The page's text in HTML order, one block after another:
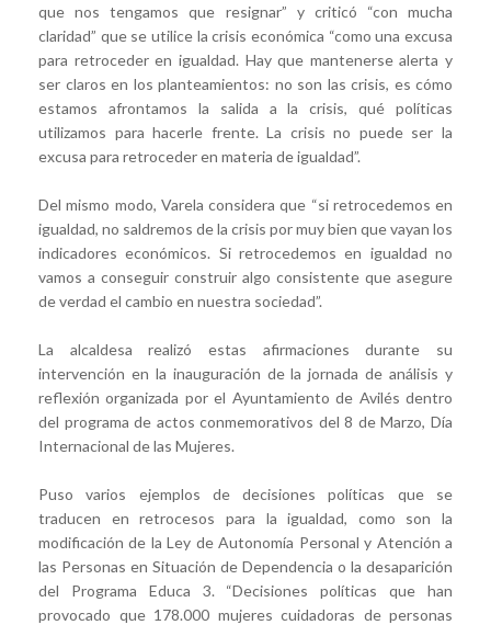
que nos tengamos que resignar” y criticó “con mucha
claridad” que se utilice la crisis económica “como una excusa
para retroceder en igualdad. Hay que mantenerse alerta y
ser claros en los planteamientos: no son las crisis, es cómo
estamos afrontamos la salida a la crisis, qué políticas
utilizamos para hacerle frente. La crisis no puede ser la
excusa para retroceder en materia de igualdad”.
Del mismo modo, Varela considera que “si retrocedemos en
igualdad, no saldremos de la crisis por muy bien que vayan los
indicadores económicos. Si retrocedemos en igualdad no
vamos a conseguir construir algo consistente que asegure
de verdad el cambio en nuestra sociedad”.
La alcaldesa realizó estas afirmaciones durante su
intervención en la inauguración de la jornada de análisis y
reflexión organizada por el Ayuntamiento de Avilés dentro
del programa de actos conmemorativos del 8 de Marzo, Día
Internacional de las Mujeres.
Puso varios ejemplos de decisiones políticas que se
traducen en retrocesos para la igualdad, como son la
modificación de la Ley de Autonomía Personal y Atención a
las Personas en Situación de Dependencia o la desaparición
del Programa Educa 3. “Decisiones políticas que han
provocado que 178.000 mujeres cuidadoras de personas